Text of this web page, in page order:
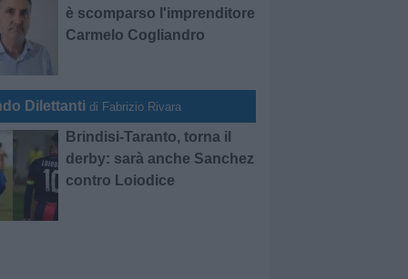
è scomparso l'imprenditore
Carmelo Cogliandro
Dilettanti di Fabrizio Rivara
Brindisi-Taranto, torna il
derby: sarà anche Sanchez
contro Loiodice